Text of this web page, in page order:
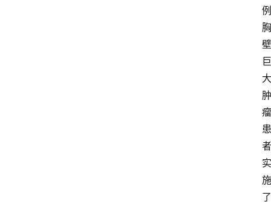
例
胸
壁
巨
大
肿
瘤
患
者
实
施
了